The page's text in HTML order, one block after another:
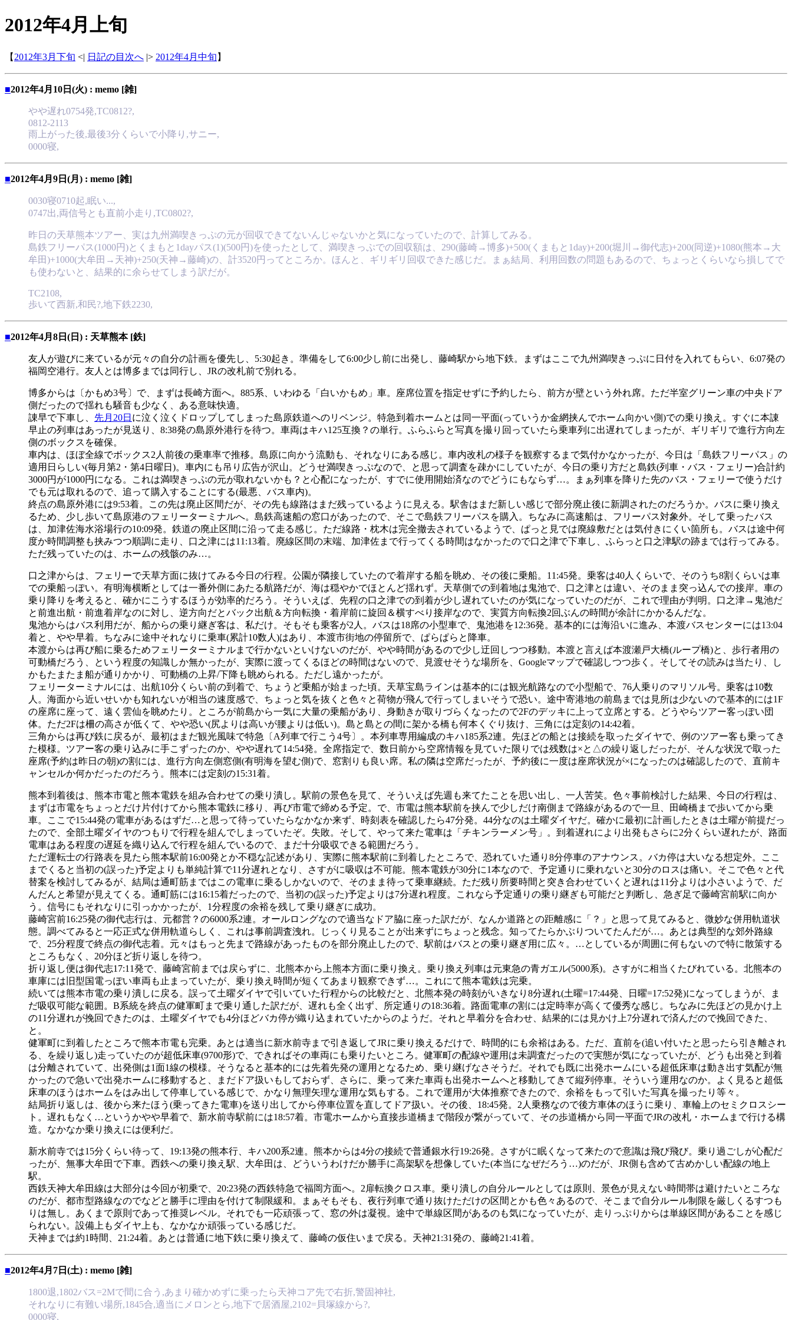
2012年4月上旬
【 2012年3月下旬 <| 日記の目次へ |> 2012年4月中旬 】
■2012年4月10日(火) : memo [雑]
やや遅れ0754発,TC0812?,
0812-2113
雨上がった後,最後3分くらいで小降り,サニー,
0000寝,
■2012年4月9日(月) : memo [雑]
0030寝0710起,眠い...,
0747出,両信号とも直前小走り,TC0802?,
昨日の天草熊本ツアー、実は九州満喫きっぷの元が回収できてないんじゃないかと気になっていたので、計算してみる。
島鉄フリーパス(1000円)とくまもと1dayパス(1)(500円)を使ったとして、満喫きっぷでの回収額は、290(藤崎→博多)+500(くまもと1day)+200(堀川→御代志)+200(同逆)+1080(熊本→大
牟田)+1000(大牟田→天神)+250(天神→藤崎)の、計3520円ってところか。ほんと、ギリギリ回収できた感じだ。まぁ結局、利用回数の問題もあるので、ちょっとくらいなら損してで
も使わないと、結果的に余らせてしまう訳だが。
TC2108,
歩いて西新,和民?,地下鉄2230,
■2012年4月8日(日) : 天草熊本 [鉄]
友人が遊びに来ているが元々の自分の計画を優先し、5:30起き。準備をして6:00少し前に出発し、藤崎駅から地下鉄。まずはここで九州満喫きっぷに日付を入れてもらい、6:07発の
福岡空港行。友人とは博多までは同行し、JRの改札前で別れる。
博多からは〔かもめ3号〕で、まずは長崎方面へ。885系、いわゆる「白いかもめ」車。座席位置を指定せずに予約したら、前方が壁という外れ席。ただ半室グリーン車の中央ドア
側だったので揺れも騒音も少なく、ある意味快適。
諌早で下車し、 先月20日 に泣く泣くドロップしてしまった島原鉄道へのリベンジ。特急到着ホームとは同一平面(っていうか金網挟んでホーム向かい側)での乗り換え。すぐに本諌
早止の列車はあったが見送り、8:38発の島原外港行を待つ。車両はキハ125互換？の単行。ふらふらと写真を撮り回っていたら乗車列に出遅れてしまったが、ギリギリで進行方向左
側のボックスを確保。
車内は、ほぼ全線でボックス2人前後の乗車率で推移。島原に向かう流動も、それなりにある感じ。車内改札の様子を観察するまで気付かなかったが、今日は「島鉄フリーパス」の
適用日らしい(毎月第2・第4日曜日)。車内にも吊り広告が沢山。どうせ満喫きっぷなので、と思って調査を疎かにしていたが、今日の乗り方だと島鉄(列車・バス・フェリー)合計約
3000円が1000円になる。これは満喫きっぷの元が取れないかも？と心配になったが、すでに使用開始済なのでどうにもならず…。まぁ列車を降りた先のバス・フェリーで使うだけ
でも元は取れるので、追って購入することにする(最悪、バス車内)。
終点の島原外港には9:53着。この先は廃止区間だが、その先も線路はまだ残っているように見える。駅舎はまだ新しい感じで部分廃止後に新調されたのだろうか。バスに乗り換え
るため、少し歩いて島原港のフェリーターミナルへ。島鉄高速船の窓口があったので、そこで島鉄フリーパスを購入。ちなみに高速船は、フリーパス対象外。そして乗ったバス
は、加津佐海水浴場行の10:09発。鉄道の廃止区間に沿って走る感じ。ただ線路・枕木は完全撤去されているようで、ぱっと見では廃線敷だとは気付きにくい箇所も。バスは途中何
度か時間調整も挟みつつ順調に走り、口之津には11:13着。廃線区間の末端、加津佐まで行ってくる時間はなかったので口之津で下車し、ふらっと口之津駅の跡までは行ってみる。
ただ残っていたのは、ホームの残骸のみ…。
口之津からは、フェリーで天草方面に抜けてみる今日の行程。公園が隣接していたので着岸する船を眺め、その後に乗船。11:45発。乗客は40人くらいで、そのうち8割くらいは車
での乗船っぽい。有明海横断としては一番外側にあたる航路だが、海は穏やかでほとんど揺れず。天草側での到着地は鬼池で、口之津とは違い、そのまま突っ込んでの接岸。車の
乗り降りを考えると、確かにこうするほうが効率的だろう。そういえば、先程の口之津での到着が少し遅れていたのが気になっていたのだが、これで理由が判明。口之津→鬼池だ
と前進出航・前進着岸なのに対し、逆方向だとバック出航＆方向転換・着岸前に旋回＆横すべり接岸なので、実質方向転換2回ぶんの時間が余計にかかるんだな。
鬼池からはバス利用だが、船からの乗り継ぎ客は、私だけ。そもそも乗客が2人。バスは18席の小型車で、鬼池港を12:36発。基本的には海沿いに進み、本渡バスセンターには13:04
着と、やや早着。ちなみに途中それなりに乗車(累計10数人)はあり、本渡市街地の停留所で、ぱらぱらと降車。
本渡からは再び船に乗るためフェリーターミナルまで行かないといけないのだが、やや時間があるので少し迂回しつつ移動。本渡と言えば本渡瀬戸大橋(ループ橋)と、歩行者用の
可動橋だろう、という程度の知識しか無かったが、実際に渡ってくるほどの時間はないので、見渡せそうな場所を、Googleマップで確認しつつ歩く。そしてその読みは当たり、し
かもたまたま船が通りかかり、可動橋の上昇/下降も眺められる。ただし遠かったが。
フェリーターミナルには、出航10分くらい前の到着で、ちょうど乗船が始まった頃。天草宝島ラインは基本的には観光航路なので小型船で、76人乗りのマリソル号。乗客は10数
人。海面から近いせいかも知れないが相当の速度感で、ちょっと気を抜くと色々と荷物が飛んで行ってしまいそうで恐い。途中寄港地の前島までは見所は少ないので基本的には1F
の座席に座って、遠く雲仙を眺めたり。ところが前島から一気に大量の乗船があり、身動きが取りづらくなったので2Fのデッキに上って立席とする。どうやらツアー客っぽい団
体。ただ2Fは柵の高さが低くて、やや恐い(尻よりは高いが腰よりは低い)。島と島との間に架かる橋も何本くぐり抜け、三角には定刻の14:42着。
三角からは再び鉄に戻るが、最初はまだ観光風味で特急〔A列車で行こう4号〕。本列車専用編成のキハ185系2連。先ほどの船とは接続を取ったダイヤで、例のツアー客も乗ってき
た模様。ツアー客の乗り込みに手こずったのか、やや遅れて14:54発。全席指定で、数日前から空席情報を見ていた限りでは残数は×と△の繰り返しだったが、そんな状況で取った
座席(予約は昨日の朝)の割には、進行方向左側窓側(有明海を望む側)で、窓割りも良い席。私の隣は空席だったが、予約後に一度は座席状況が×になったのは確認したので、直前キ
ャンセルか何かだったのだろう。熊本には定刻の15:31着。
熊本到着後は、熊本市電と熊本電鉄を組み合わせての乗り潰し。駅前の景色を見て、そういえば先週も来てたことを思い出し、一人苦笑。色々事前検討した結果、今日の行程は、
まずは市電をちょっとだけ片付けてから熊本電鉄に移り、再び市電で締める予定。で、市電は熊本駅前を挟んで少しだけ南側まで路線があるので一旦、田崎橋まで歩いてから乗
車。ここで15:44発の電車があるはずだ…と思って待っていたらなかなか来ず、時刻表を確認したら47分発。44分なのは土曜ダイヤだ。確かに最初に計画したときは土曜が前提だっ
たので、全部土曜ダイヤのつもりで行程を組んでしまっていたぞ。失敗。そして、やって来た電車は「チキンラーメン号」。到着遅れにより出発もさらに2分くらい遅れたが、路面
電車はある程度の遅延を織り込んで行程を組んでいるので、まだ十分吸収できる範囲だろう。
ただ運転士の行路表を見たら熊本駅前16:00発とか不穏な記述があり、実際に熊本駅前に到着したところで、恐れていた通り8分停車のアナウンス。バカ停は大いなる想定外。ここ
までくると当初の(誤った)予定よりも単純計算で11分遅れとなり、さすがに吸収は不可能。熊本電鉄が30分に1本なので、予定通りに乗れないと30分のロスは痛い。そこで色々と代
替案を検討してみるが、結局は通町筋まではこの電車に乗るしかないので、そのまま待って乗車継続。ただ残り所要時間と突き合わせていくと遅れは11分よりは小さいようで、だ
んだんと希望が見えてくる。通町筋には16:15着だったので、当初の(誤った)予定よりは7分遅れ程度。これなら予定通りの乗り継ぎも可能だと判断し、急ぎ足で藤崎宮前駅に向か
う。信号にもそれなりに引っかかったが、1分程度の余裕を残して乗り継ぎに成功。
藤崎宮前16:25発の御代志行は、元都営？の6000系2連。オールロングなので適当なドア脇に座った訳だが、なんか道路との距離感に「？」と思って見てみると、微妙な併用軌道状
態。調べてみると一応正式な併用軌道らしく、これは事前調査洩れ。じっくり見ることが出来ずにちょっと残念。知ってたらかぶりついてたんだが…。あとは典型的な郊外路線
で、25分程度で終点の御代志着。元々はもっと先まで路線があったものを部分廃止したので、駅前はバスとの乗り継ぎ用に広々。…としているが周囲に何もないので特に散策する
ところもなく、20分ほど折り返しを待つ。
折り返し便は御代志17:11発で、藤崎宮前までは戻らずに、北熊本から上熊本方面に乗り換え。乗り換え列車は元東急の青ガエル(5000系)。さすがに相当くたびれている。北熊本の
車庫には旧型国電っぽい車両も止まっていたが、乗り換え時間が短くてあまり観察できず…。これにて熊本電鉄は完乗。
続いては熊本市電の乗り潰しに戻る。誤って土曜ダイヤで引いていた行程からの比較だと、北熊本発の時刻がいきなり8分遅れ(土曜=17:44発、日曜=17:52発)になってしまうが、ま
だ吸収可能な範囲。B系統を終点の健軍町まで乗り通した訳だが、遅れも全く出ず、所定通りの18:36着。路面電車の割には定時率が高くて優秀な感じ。ちなみに先ほどの見かけ上
の11分遅れが挽回できたのは、土曜ダイヤでも4分ほどバカ停が織り込まれていたからのようだ。それと早着分を合わせ、結果的には見かけ上7分遅れで済んだので挽回できた、
と。
健軍町に到着したところで熊本市電も完乗。あとは適当に新水前寺まで引き返してJRに乗り換えるだけで、時間的にも余裕はある。ただ、直前を(追い付いたと思ったら引き離され
る、を繰り返し)走っていたのが超低床車(9700形)で、できればその車両にも乗りたいところ。健軍町の配線や運用は未調査だったので実態が気になっていたが、どうも出発と到着
は分離されていて、出発側は1面1線の模様。そうなると基本的には先着先発の運用となるため、乗り継げなさそうだ。それでも既に出発ホームにいる超低床車は動き出す気配が無
かったので急いで出発ホームに移動すると、まだドア扱いもしておらず、さらに、乗って来た車両も出発ホームへと移動してきて縦列停車。そういう運用なのか。よく見ると超低
床車のほうはホームをはみ出して停車している感じで、かなり無理矢理な運用な気もする。これで運用が大体推察できたので、余裕をもって引いた写真を撮ったり等々。
結局折り返しは、後から来たほう(乗ってきた電車)を送り出してから停車位置を直してドア扱い。その後、18:45発。2人乗務なので後方車体のほうに乗り、車輪上のセミクロスシー
ト。遅れもなく…というかやや早着で、新水前寺駅前には18:57着。市電ホームから直接歩道橋まで階段が繋がっていて、その歩道橋から同一平面でJRの改札・ホームまで行ける構
造。なかなか乗り換えには便利だ。
新水前寺では15分くらい待って、19:13発の熊本行、キハ200系2連。熊本からは4分の接続で普通銀水行19:26発。さすがに眠くなって来たので意識は飛び飛び。乗り過ごしが心配だ
ったが、無事大牟田で下車。西鉄への乗り換え駅、大牟田は、どういうわけだか勝手に高架駅を想像していた(本当になぜだろう…)のだが、JR側も含めて古めかしい配線の地上
駅。
西鉄天神大牟田線は大部分は今回が初乗で、20:23発の西鉄特急で福岡方面へ。2扉転換クロス車。乗り潰しの自分ルールとしては原則、景色が見えない時間帯は避けたいところな
のだが、都市型路線なのでなどと勝手に理由を付けて制限緩和。まぁそもそも、夜行列車で通り抜けただけの区間とかも色々あるので、そこまで自分ルール制限を厳しくるすつも
りは無し。あくまで原則であって推奨レベル。それでも一応頑張って、窓の外は凝視。途中で単線区間があるのも気になっていたが、走りっぷりからは単線区間があることを感じ
られない。設備上もダイヤ上も、なかなか頑張っている感じだ。
天神までは約1時間、21:24着。あとは普通に地下鉄に乗り換えて、藤崎の仮住いまで戻る。天神21:31発の、藤崎21:41着。
■2012年4月7日(土) : memo [雑]
1800退,1802バス=2Mで間に合う,あまり確かめずに乗ったら天神コア先で右折,警固神社,
それなりに有難い場所,1845合,適当にメロンとら,地下で居酒屋,2102=貝塚線から?,
0000寝,